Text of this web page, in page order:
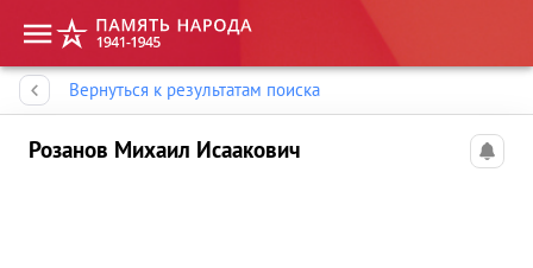
Вернуться к результатам поиска
Розанов Михаил Исаакович
Память народа